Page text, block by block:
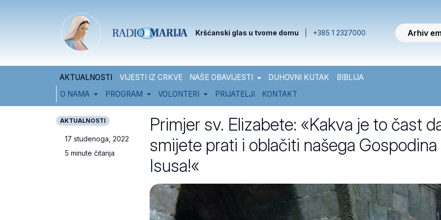
Kršćanski glas u tvome domu +385 1 2327000 Arhiv
AKTUALNOSTI VIJESTI IZ CRKVE NAŠE OBAVIJESTI DUHOVNI KUTAK
BIBLIJA
O NAMA
PROGRAM VOLONTERI PRIJATELJI KONTAKT
AKTUALNOSTI
17 studenoga, 2022
5 minute čitanja
Primjer sv. Elizabete: «Kakva je to čast
smijete prati i oblačiti našega Gospodina
Isusa!«